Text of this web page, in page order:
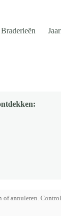
Braderieën
annuleren.